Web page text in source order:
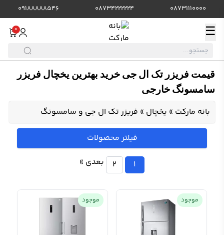
08731110000
08734222224
09188888546
☰
0
قیمت فریزر تک ال جی خرید بهترین یخچال فریزر
سامسونگ خارجی
بانه مارکت » یخچال » فریزر تک ال جی و سامسونگ
فیلتر محصولات
1
2 بعدی »
موجود موجود